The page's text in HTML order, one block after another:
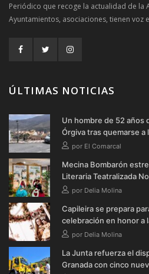
Periódico que recoge la actualidad de la
Ayuntamientos, asociaciones, tienen voz
ÚLTIMAS NOTICIAS
Un hombre de 52 años
Órgiva tras quemarse a
por El Comarcal
Mecina Bombarón
Literaria Teatralizada
verbena
por Delia Molina
Capileira se prepara
celebración en honor a
por Delia Molina
La Junta refuerza el
Granada con cinco